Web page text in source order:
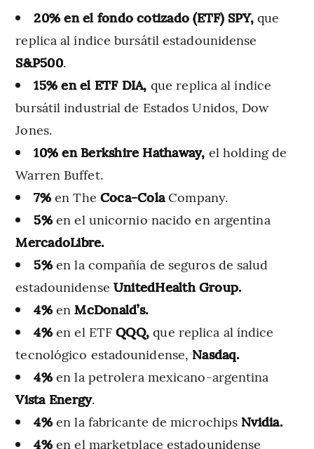
20% en el fondo cotizado (ETF) SPY,que
replica al índice bursátil estadounidense
S&P500.
15% en el ETF DIA, que replica al índice
bursátil industrial de Estados Unidos, Dow
Jones.
10% en Berkshire Hathaway, el holding de
Warren Buffet.
7%en The Coca-ColaCompany.
5%en el unicornio nacido en argentina
MercadoLibre.
5%en la compañía de seguros de salud
estadounidense UnitedHealth Group.
4%enMcDonald’s.
4%en el ETFQQQ,que replica al índice
tecnológico estadounidense, Nasdaq.
4%en la petrolera mexicano-argentina
Vista Energy.
4%en la fabricante de microchips Nvidia.
4%en el marketplace estadounidense